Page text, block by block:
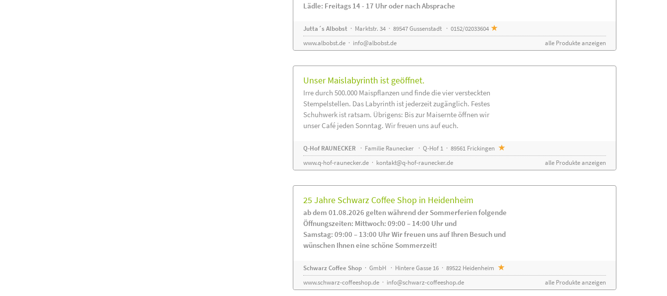
Lädle: Freitags 14 - 17 Uhr oder nach Absprache
Jutta´s Albobst· Marktstr. 34 · 89547 Gussenstadt · 0152/02033604
www.albobst.de· info@albobst.de alle Produkte anzeigen
Unser Maislabyrinth ist geöffnet.
Irre durch 500.000 Maispflanzen und finde die vier versteckten
Stempelstellen. Das Labyrinth ist jederzeit zugänglich. Festes
Schuhwerk ist ratsam. Übrigens: Bis zur Maisernte öffnen wir
unser Café jeden Sonntag. Wir freuen uns auf euch.
Q-Hof RAUNECKER
· Familie Raunecker · Q-Hof 1 · 89561 Frickingen
www.q-hof-raunecker.de· kontakt@q-hof-raunecker.de alle Produkte anzeigen
25 Jahre Schwarz Coffee Shop in Heidenheim
ab dem 01.08.2026 gelten während der Sommerferien folgende
Öffnungszeiten: Mittwoch: 09:00 – 14:00 Uhr und
Samstag: 09:00 – 13:00 Uhr Wir freuen uns auf Ihren Besuch und
wünschen Ihnen eine schöne Sommerzeit!
Schwarz Coffee Shop· GmbH · Hintere Gasse 16 · 89522 Heidenheim
www.schwarz-coffeeshop.de· info@schwarz-coffeeshop.de alle Produkte anzeigen